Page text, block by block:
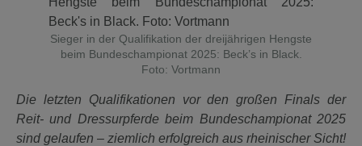
Sieger in der Qualifikation der dreijährigen Hengste
beim Bundeschampionat 2025: Beck’s in Black.
Foto: Vortmann
Die letzten Qualifikationen vor den großen Finals der
Reit- und Dressurpferde beim Bundeschampionat 2025
sind gelaufen – ziemlich erfolgreich aus rheinischer Sicht!